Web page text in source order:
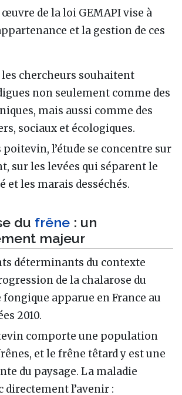
de la loi GEMAPI vise à
et la gestion de ces
les chercheurs souhaitent
non seulement comme des
mais aussi comme des
sociaux et écologiques.
l’étude se concentre sur
sur les levées qui séparent le
et les marais desséchés.
du frêne : un
majeur
déterminants du contexte
de la chalarose du
apparue en France au
2010.
comporte une population
et le frêne têtard y est une
du paysage. La maladie
directement l’avenir :